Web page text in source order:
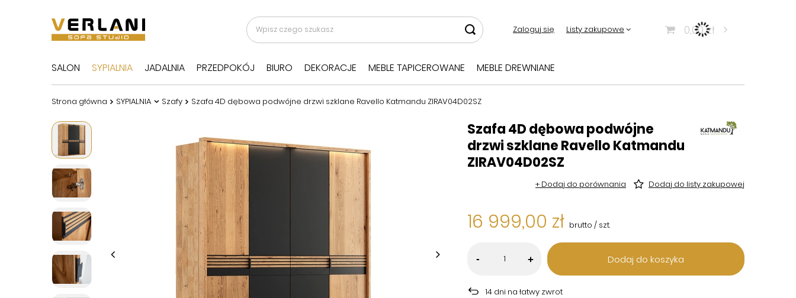
Zaloguj się Listy zakupowe 0,00 zł
SALON SYPIALNIA JADALNIA PRZEDPOKÓJ BIURO DEKORACJE MEBLE TAPICEROWANE MEBLE DREWNIANE
Strona główna SYPIALNIA Szafy Szafa 4D dębowa podwójne drzwi szklane Ravello Katmandu ZIRAV04D02SZ
Szafa 4D dębowa podwójne
drzwi szklane Ravello Katmandu
ZIRAV04D02SZ
+ Dodaj do porównania Dodaj do listy zakupowej
16 999,00 zł brutto / szt.
- + Dodaj do koszyka
14 dni na łatwy zwrot